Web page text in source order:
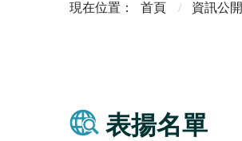
首頁
資訊公開
表揚名單